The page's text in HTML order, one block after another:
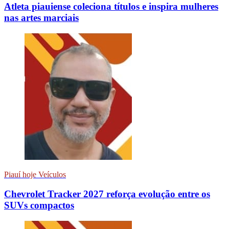
Atleta piauiense coleciona títulos e inspira mulheres
nas artes marciais
Piauí hoje Veículos
Chevrolet Tracker 2027 reforça evolução entre os
SUVs compactos